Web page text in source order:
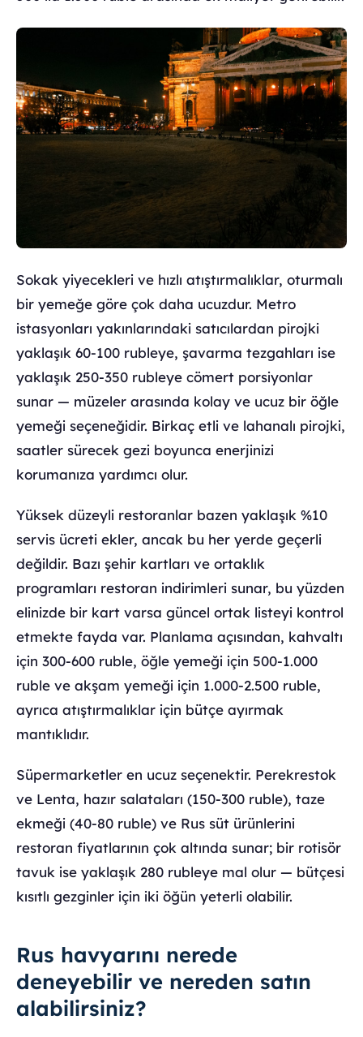
Sokak yiyecekleri ve hızlı atıştırmalıklar, oturmalı
bir yemeğe göre çok daha ucuzdur. Metro
istasyonları yakınlarındaki satıcılardan pirojki
yaklaşık 60-100 rubleye, şavarma tezgahları ise
yaklaşık 250-350 rubleye cömert porsiyonlar
sunar — müzeler arasında kolay ve ucuz bir öğle
yemeği seçeneğidir. Birkaç etli ve lahanalı pirojki,
saatler sürecek gezi boyunca enerjinizi
korumanıza yardımcı olur.
Yüksek düzeyli restoranlar bazen yaklaşık %10
servis ücreti ekler, ancak bu her yerde geçerli
değildir. Bazı şehir kartları ve ortaklık
programları restoran indirimleri sunar, bu yüzden
elinizde bir kart varsa güncel ortak listeyi kontrol
etmekte fayda var. Planlama açısından, kahvaltı
için 300-600 ruble, öğle yemeği için 500-1.000
ruble ve akşam yemeği için 1.000-2.500 ruble,
ayrıca atıştırmalıklar için bütçe ayırmak
mantıklıdır.
Süpermarketler en ucuz seçenektir. Perekrestok
ve Lenta, hazır salataları (150-300 ruble), taze
ekmeği (40-80 ruble) ve Rus süt ürünlerini
restoran fiyatlarının çok altında sunar; bir rotisör
tavuk ise yaklaşık 280 rubleye mal olur — bütçesi
kısıtlı gezginler için iki öğün yeterli olabilir.
Rus havyarını nerede
deneyebilir ve nereden satın
alabilirsiniz?